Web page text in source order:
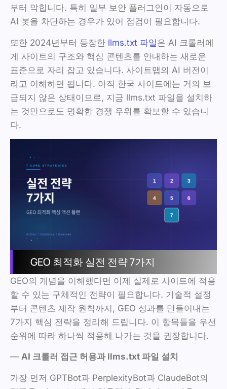
부터 막힙니다. 특히 일부 보안 플러그인이 자동으로
AI 봇을 차단하는 경우가 있어 점검이 필요합니다.
또한 2024년부터 등장한 llms.txt 파일은 AI 크롤러에
게 사이트의 구조와 핵심 콘텐츠를 안내하는 새로운
표준으로 자리 잡고 있습니다. 사이트맵의 AI 버전이
라고 이해하면 됩니다. 아직 한국 사이트에는 거의 보
급되지 않은 상태이므로, 지금 llms.txt 파일을 설치하
는 것만으로도 명확한 경쟁 우위를 확보할 수 있습니
다.
GEO 최적화 실전 전략 7가지
GEO의 개념을 이해했다면 이제 실제로 사이트에 적용
할 수 있는 구체적인 전략이 필요합니다. 기술적 설정
부터 콘텐츠 제작 원칙까지, GEO 성과를 만들어내는
7가지 핵심 전략을 정리해 드립니다. 이 항목들을 우선
순위에 따라 하나씩 적용해 나가는 것을 권장합니다.
— AI 크롤러 접근 허용과 llms.txt 파일 설치
가장 먼저 GPTBot과 PerplexityBot과 ClaudeBot의